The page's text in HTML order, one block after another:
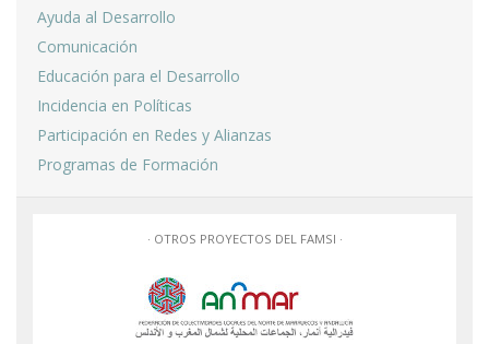
Ayuda al Desarrollo
Comunicación
Educación para el Desarrollo
Incidencia en Políticas
Participación en Redes y Alianzas
Programas de Formación
· OTROS PROYECTOS DEL FAMSI ·